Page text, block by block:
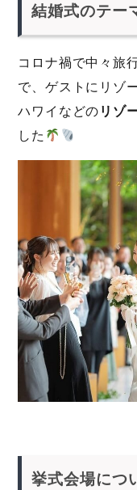
結婚式のテー
コロナ禍で中々旅
で、ゲストにリゾ
ハワイなどの リゾ
した
挙式会場につ